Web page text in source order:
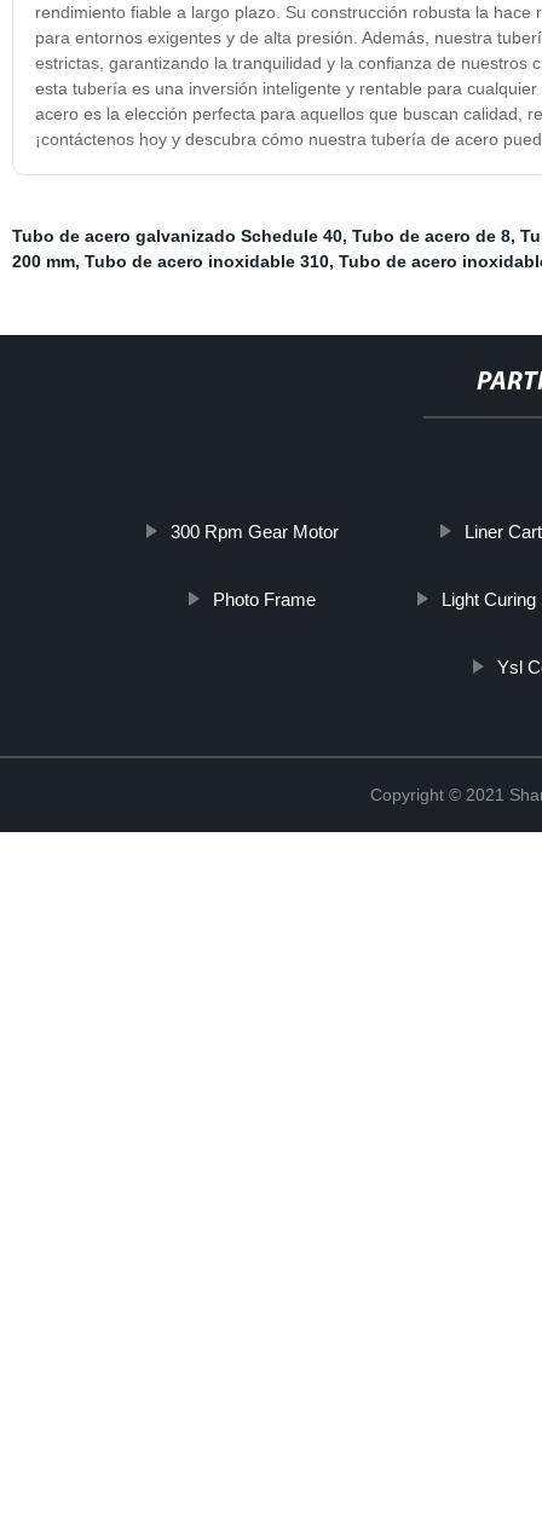
rendimiento fiable a largo plazo. Su construcción robusta la
para entornos exigentes y de alta presión. Además, nuestra
estrictas, garantizando la tranquilidad y la confianza de
esta tubería es una inversión inteligente y rentable para
acero es la elección perfecta para aquellos que buscan calidad,
¡contáctenos hoy y descubra cómo nuestra tubería de acero
Tubo de acero galvanizado Schedule 40, Tubo de acero de 8,
200 mm, Tubo de acero inoxidable 310, Tubo de acero
300 Rpm Gear Motor Liner
Photo Frame Light
Ysl
Copyright © 2021